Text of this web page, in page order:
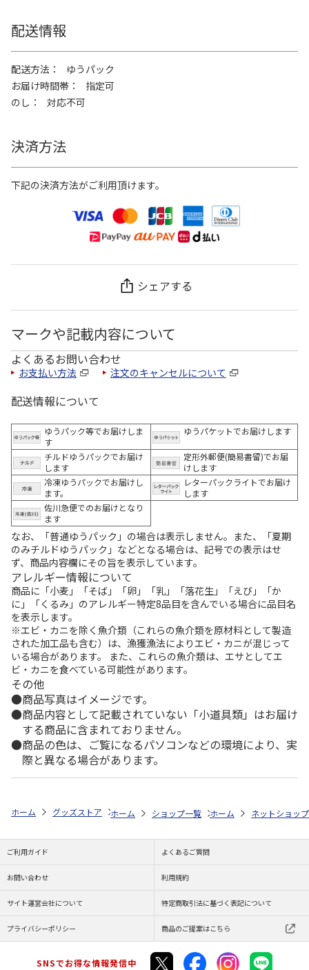
配送情報
配送方法
ゆうパック
お届け時間帯
指定可
のし
対応不可
決済方法
下記の決済方法がご利用頂けます。
シェアする
マークや記載内容について
よくあるお問い合わせ
お支払い方法 注文のキャンセルについて
配送情報について
ゆうパック等でお届けしま
す
ゆうパケットでお届けします
チルドゆうパックでお届け
します
定形外郵便(簡易書留)でお届
けします
冷凍ゆうパックでお届けし
ます。
レターパックライトでお届け
します
佐川急便でのお届けとなり
ます
なお、「普通ゆうパック」の場合は表示しません。また、「夏期
のみチルドゆうパック」などとなる場合は、記号での表示はせ
ず、商品内容欄にその旨を表示しています。
アレルギー情報について
商品に「小麦」「そば」「卵」「乳」「落花生」「えび」「か
に」「くるみ」のアレルギー特定8品目を含んでいる場合に品目名
を表示します。
※エビ・カニを除く魚介類（これらの魚介類を原材料として製造
された加工品も含む）は、漁獲漁法によりエビ・カニが混じって
いる場合があります。 また、これらの魚介類は、エサとしてエ
ビ・カニを食べている可能性があります。
その他
商品写真はイメージです。
商品内容として記載されていない「小道具類」はお届け
する商品に含まれておりません。
商品の色は、ご覧になるパソコンなどの環境により、実
際と異なる場合があります。
ホーム グッズストア スポーツ・スポーツ選手 NPB（日本野球機構）
ホーム ショップ一覧 レッツ 26SNOOPY
ホーム ネットショップ
ご利用ガイド よくあるご質問
お問い合わせ 利用規約
サイト運営会社について 特定商取引法に基づく表記について
プライバシーポリシー 商品のご提案はこちら
SNSでお得な情報発信中